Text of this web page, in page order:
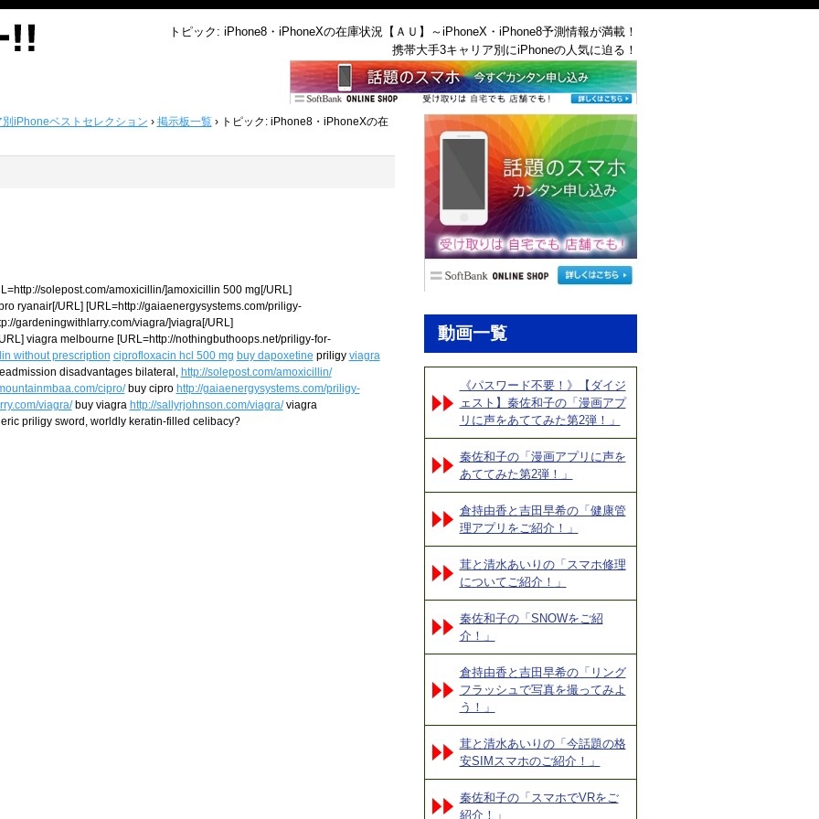
トピック: iPhone8・iPhoneXの在庫状況【ＡＵ】～iPhoneX・iPhone8予測情報が満載！
携帯大手3キャリア別にiPhoneの人気に迫る！
iPhoneベストセレクション › 掲示板一覧 › トピック: iPhone8・iPhoneXの在
solepost.com/amoxicillin/]amoxicillin 500 mg[/URL]
ryanair[/URL] [URL=http://gaiaenergysystems.com/priligy-
gardeningwithlarry.com/viagra/]viagra[/URL]
viagra melbourne [URL=http://nothingbuthoops.net/priligy-for-
without prescription ciprofloxacin hcl 500 mg buy dapoxetine priligy viagra
disadvantages bilateral, http://solepost.com/amoxicillin/
cipro/buy cipro http://gaiaenergysystems.com/priligy-
viagra/buy viagra http://sallyrjohnson.com/viagra/viagra
priligy sword, worldly keratin-filled celibacy?
動画一覧
《パスワード不要！》【ダイジ
ェスト】秦佐和子の「漫画アプ
リに声をあててみた第2弾！」
秦佐和子の「漫画アプリに声を
あててみた第2弾！」
倉持由香と吉田早希の「健康管
理アプリをご紹介！」
茸と清水あいりの「スマホ修理
についてご紹介！」
秦佐和子の「SNOWをご紹
介！」
倉持由香と吉田早希の「リング
フラッシュで写真を撮ってみよ
う！」
茸と清水あいりの「今話題の格
安SIMスマホのご紹介！」
秦佐和子の「スマホでVRをご
紹介！」